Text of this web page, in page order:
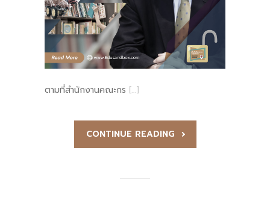
ตามที่สํานักงานคณะกร […]
CONTINUE READING